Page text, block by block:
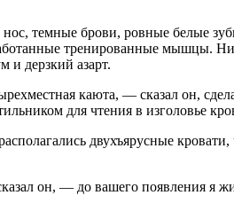
темные брови, ровные белые
тренированные мышцы.
и дерзкий азарт.
каюта, — сказал он,
для чтения в изголовье
двухъярусные
он, — до вашего появления я